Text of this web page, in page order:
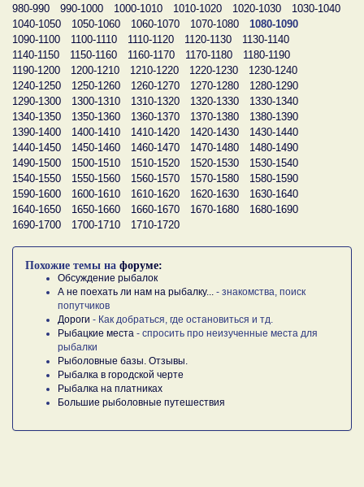
980-990
990-1000 1000-1010 1010-1020 1020-1030
1030-1040
1040-1050
1050-1060 1060-1070 1070-1080
1080-1090
1090-1100
1100-1110 1110-1120 1120-1130
1130-1140
1140-1150
1150-1160 1160-1170 1170-1180
1180-1190
1190-1200
1200-1210 1210-1220 1220-1230
1230-1240
1240-1250
1250-1260 1260-1270 1270-1280
1280-1290
1290-1300
1300-1310 1310-1320 1320-1330
1330-1340
1340-1350
1350-1360 1360-1370 1370-1380
1380-1390
1390-1400
1400-1410 1410-1420 1420-1430
1430-1440
1440-1450
1450-1460 1460-1470 1470-1480
1480-1490
1490-1500
1500-1510 1510-1520 1520-1530
1530-1540
1540-1550
1550-1560 1560-1570 1570-1580
1580-1590
1590-1600
1600-1610 1610-1620 1620-1630
1630-1640
1640-1650
1650-1660 1660-1670 1670-1680
1680-1690
1690-1700
1700-1710 1710-1720
Похожие темы на форуме:
Обсуждение рыбалок
А не поехать ли нам на рыбалку...
- знакомства, поиск
попутчиков
Дороги - Как добраться, где остановиться и тд.
Рыбацкие места - спросить про неизученные места для
рыбалки
Рыболовные базы. Отзывы.
Рыбалка в городской черте
Рыбалка на платниках
Большие рыболовные путешествия